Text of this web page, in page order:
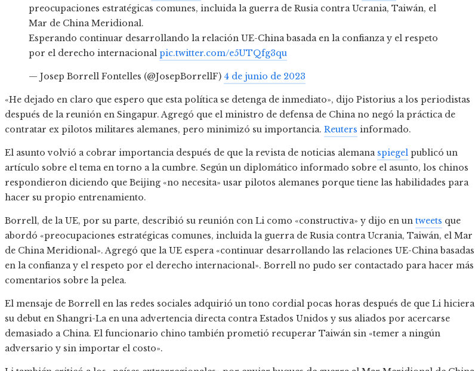
preocupaciones estratégicas comunes, incluida la guerra de Rusia contra Ucrania, Taiwán, el
Mar de China Meridional.
Esperando continuar desarrollando la relación UE-China basada en la confianza y el respeto
por el derecho internacional pic.twitter.com/e5UTQfg3qu
— Josep Borrell Fontelles (@JosepBorrellF) 4 de junio de 2023
«He dejado en claro que espero que esta política se detenga de inmediato», dijo Pistorius a los periodistas
después de la reunión en Singapur. Agregó que el ministro de defensa de China no negó la práctica de
contratar ex pilotos militares alemanes, pero minimizó su importancia. Reuters informado.
El asunto volvió a cobrar importancia después de que la revista de noticias alemana spiegel publicó un
artículo sobre el tema en torno a la cumbre. Según un diplomático informado sobre el asunto, los chinos
respondieron diciendo que Beijing «no necesita» usar pilotos alemanes porque tiene las habilidades para
hacer su propio entrenamiento.
Borrell, de la UE, por su parte, describió su reunión con Li como «constructiva» y dijo en un tweets que
abordó «preocupaciones estratégicas comunes, incluida la guerra de Rusia contra Ucrania, Taiwán, el Mar
de China Meridional». Agregó que la UE espera «continuar desarrollando las relaciones UE-China basadas
en la confianza y el respeto por el derecho internacional». Borrell no pudo ser contactado para hacer más
comentarios sobre la pelea.
El mensaje de Borrell en las redes sociales adquirió un tono cordial pocas horas después de que Li hiciera
su debut en Shangri-La en una advertencia directa contra Estados Unidos y sus aliados por acercarse
demasiado a China. El funcionario chino también prometió recuperar Taiwán sin «temer a ningún
adversario y sin importar el costo».